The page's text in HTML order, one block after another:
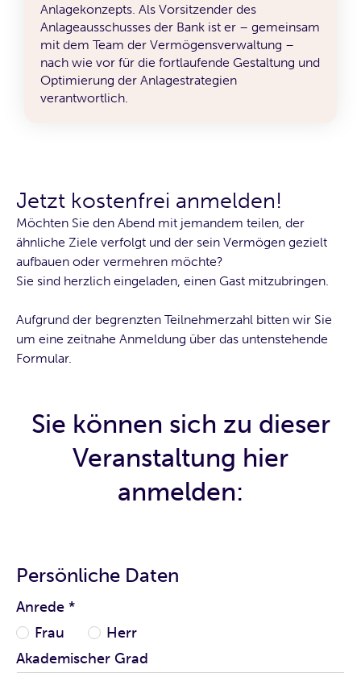
Anlagekonzepts. Als Vorsitzender des
Anlageausschusses der Bank ist er – gemeinsam
mit dem Team der Vermögensverwaltung –
nach wie vor für die fortlaufende Gestaltung und
Optimierung der Anlagestrategien
verantwortlich.
Jetzt kostenfrei anmelden!
Möchten Sie den Abend mit jemandem teilen, der
ähnliche Ziele verfolgt und der sein Vermögen gezielt
aufbauen oder vermehren möchte?
Sie sind herzlich eingeladen, einen Gast mitzubringen.
Aufgrund der begrenzten Teilnehmerzahl bitten wir Sie
um eine zeitnahe Anmeldung über das untenstehende
Formular.
Sie können sich zu dieser
Veranstaltung hier
anmelden:
Persönliche Daten
Anrede *
Frau
Herr
Akademischer Grad